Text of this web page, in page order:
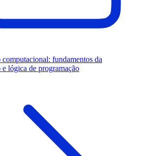
computacional: fundamentos da
e lógica de programação